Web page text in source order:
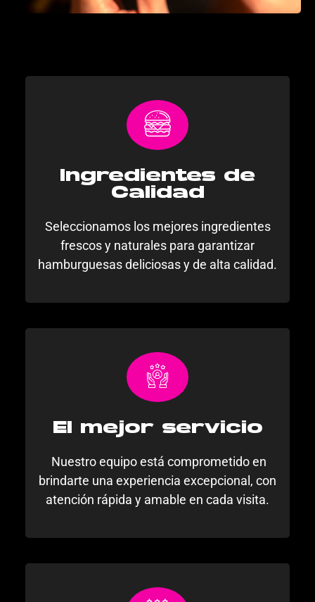
Ingredientes de
Calidad
Seleccionamos los mejores ingredientes
frescos y naturales para garantizar
hamburguesas deliciosas y de alta calidad.
El mejor servicio
Nuestro equipo está comprometido en
brindarte una experiencia excepcional, con
atención rápida y amable en cada visita.